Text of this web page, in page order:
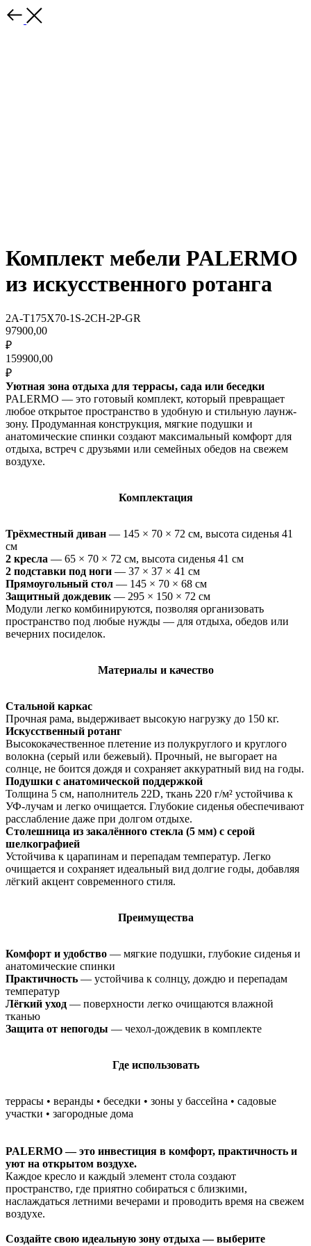
Комплект мебели PALERMO
из искусственного ротанга
2A-T175X70-1S-2CH-2P-GR
97900,00
₽
159900,00
₽
Уютная зона отдыха для террасы, сада или беседки
PALERMO — это готовый комплект, который превращает
любое открытое пространство в удобную и стильную лаунж-
зону. Продуманная конструкция, мягкие подушки и
анатомические спинки создают максимальный комфорт для
отдыха, встреч с друзьями или семейных обедов на свежем
воздухе.
Комплектация
Трёхместный диван — 145 × 70 × 72 см, высота сиденья 41
см
2 кресла — 65 × 70 × 72 см, высота сиденья 41 см
2 подставки под ноги — 37 × 37 × 41 см
Прямоугольный стол — 145 × 70 × 68 см
Защитный дождевик — 295 × 150 × 72 см
Модули легко комбинируются, позволяя организовать
пространство под любые нужды — для отдыха, обедов или
вечерних посиделок.
Материалы и качество
Стальной каркас
Прочная рама, выдерживает высокую нагрузку до 150 кг.
Искусственный ротанг
Высококачественное плетение из полукруглого и круглого
волокна (серый или бежевый). Прочный, не выгорает на
солнце, не боится дождя и сохраняет аккуратный вид на годы.
Подушки с анатомической поддержкой
Толщина 5 см, наполнитель 22D, ткань 220 г/м² устойчива к
УФ-лучам и легко очищается. Глубокие сиденья обеспечивают
расслабление даже при долгом отдыхе.
Столешница из закалённого стекла (5 мм) с серой
шелкографией
Устойчива к царапинам и перепадам температур. Легко
очищается и сохраняет идеальный вид долгие годы, добавляя
лёгкий акцент современного стиля.
Преимущества
Комфорт и удобство — мягкие подушки, глубокие сиденья и
анатомические спинки
Практичность — устойчива к солнцу, дождю и перепадам
температур
Лёгкий уход — поверхности легко очищаются влажной
тканью
Защита от непогоды — чехол-дождевик в комплекте
Где использовать
террасы • веранды • беседки • зоны у бассейна • садовые
участки • загородные дома
PALERMO — это инвестиция в комфорт, практичность и
уют на открытом воздухе.
Каждое кресло и каждый элемент стола создают
пространство, где приятно собираться с близкими,
наслаждаться летними вечерами и проводить время на свежем
воздухе.
Создайте свою идеальную зону отдыха — выберите